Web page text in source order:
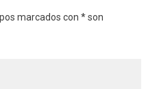
marcados con * son